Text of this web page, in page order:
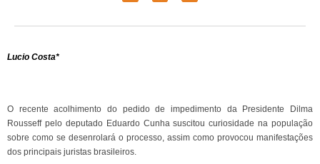
Lucio Costa*
O recente acolhimento do pedido de impedimento da Presidente Dilma
Rousseff pelo deputado Eduardo Cunha suscitou curiosidade na população
sobre como se desenrolará o processo, assim como provocou manifestações
dos principais juristas brasileiros.